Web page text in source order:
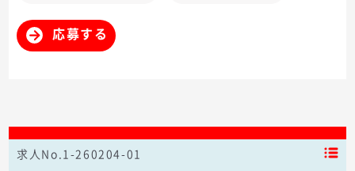
応募する
求人No.1-260204-01